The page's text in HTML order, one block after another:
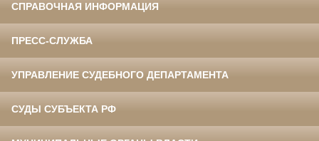
СПРАВОЧНАЯ ИНФОРМАЦИЯ
ПРЕСС-СЛУЖБА
УПРАВЛЕНИЕ СУДЕБНОГО ДЕПАРТАМЕНТА
СУДЫ СУБЪЕКТА РФ